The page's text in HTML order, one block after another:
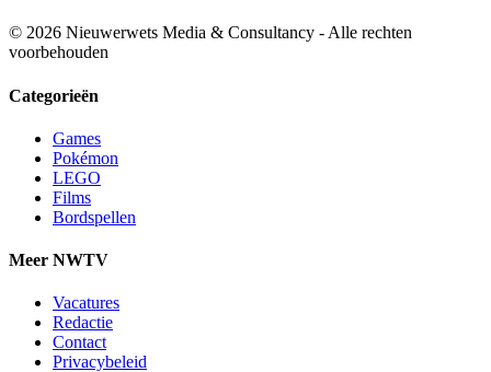
© 2026 Nieuwerwets Media & Consultancy - Alle rechten
voorbehouden
Categorieën
Games
Pokémon
LEGO
Films
Bordspellen
Meer NWTV
Vacatures
Redactie
Contact
Privacybeleid